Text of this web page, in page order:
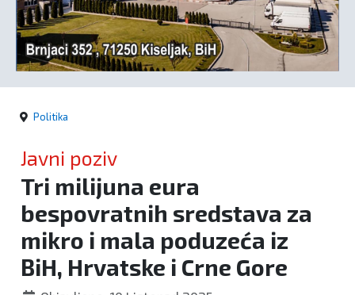
kronika
Politika
Politika
Javni poziv
Tri milijuna eura
bespovratnih sredstava za
mikro i mala poduzeća iz
BiH, Hrvatske i Crne Gore